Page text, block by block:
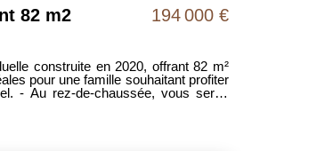
82 m2 194 000 €
construite en 2020, offrant 82 m²
pour une famille souhaitant profiter